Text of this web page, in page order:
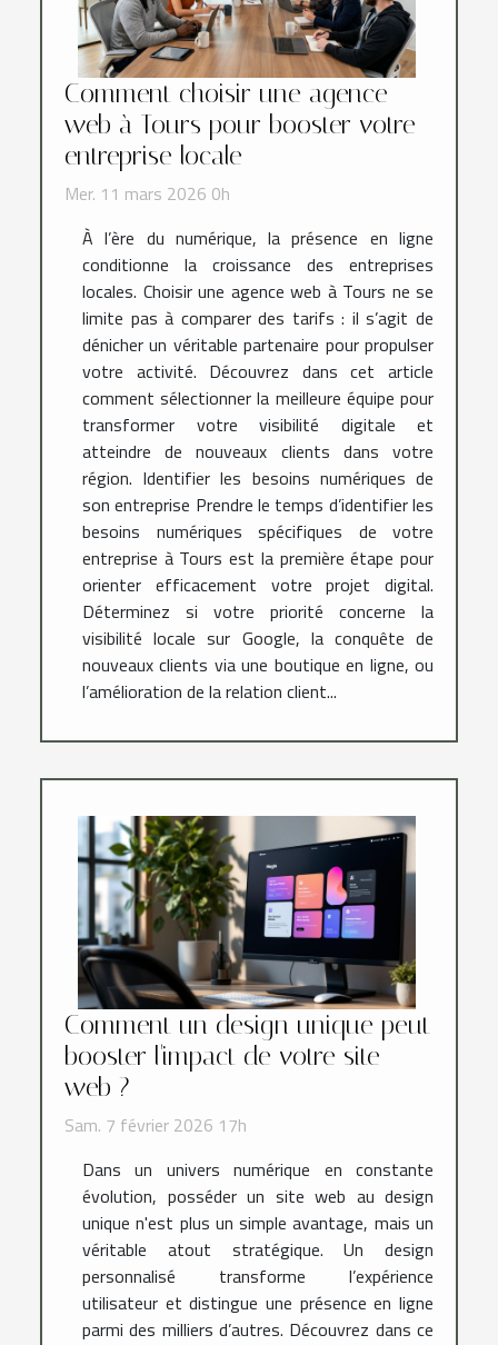
Comment choisir une agence
web à Tours pour booster votre
entreprise locale
Mer. 11 mars 2026 0h
À l’ère du numérique, la présence en ligne
conditionne la croissance des entreprises
locales. Choisir une agence web à Tours ne se
limite pas à comparer des tarifs : il s’agit de
dénicher un véritable partenaire pour propulser
votre activité. Découvrez dans cet article
comment sélectionner la meilleure équipe pour
transformer votre visibilité digitale et
atteindre de nouveaux clients dans votre
région. Identifier les besoins numériques de
son entreprise Prendre le temps d’identifier les
besoins numériques spécifiques de votre
entreprise à Tours est la première étape pour
orienter efficacement votre projet digital.
Déterminez si votre priorité concerne la
visibilité locale sur Google, la conquête de
nouveaux clients via une boutique en ligne, ou
l’amélioration de la relation client...
Comment un design unique peut
booster l'impact de votre site
web ?
Sam. 7 février 2026 17h
Dans un univers numérique en constante
évolution, posséder un site web au design
unique n'est plus un simple avantage, mais un
véritable atout stratégique. Un design
personnalisé transforme l’expérience
utilisateur et distingue une présence en ligne
parmi des milliers d’autres. Découvrez dans ce